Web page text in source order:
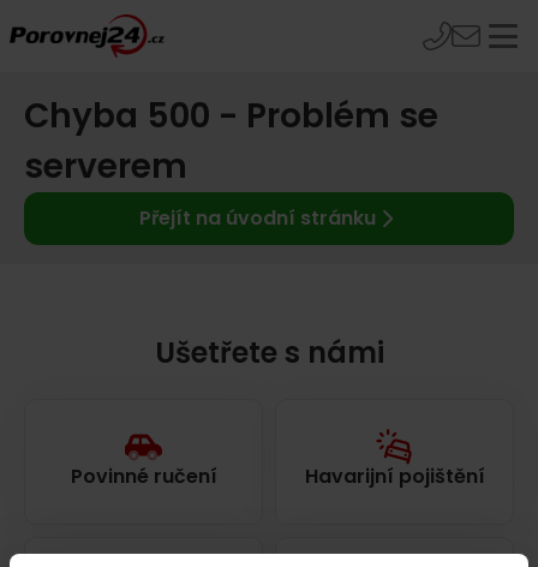
Chyba 500 - Problém se
serverem
Přejít na úvodní stránku
Ušetřete s námi
Povinné ručení Havarijní pojištění